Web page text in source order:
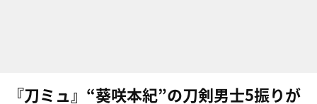
『刀ミュ』“葵咲本紀”の刀剣男士5振りが